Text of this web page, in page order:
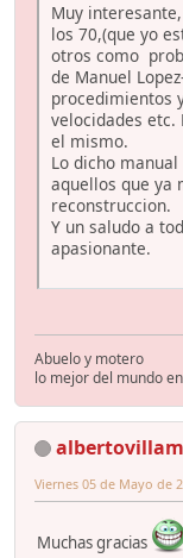
Muy
los 70,(que yo
otros como
de Manuel
procedimientos
velocidades
el mismo.
Lo dicho
aquellos que ya
reconstruccion.
Y un saludo a
apasionante.
Abuelo y motero
lo mejor del mundo
Viernes 05 de Mayo de
Muchas gracias